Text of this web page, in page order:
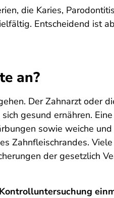
die Karies,
Entscheidend ist
an?
Der Zahnarzt oder
gesund ernähren.
sowie weiche
Zahnfleischrandes.
der gesetzlich